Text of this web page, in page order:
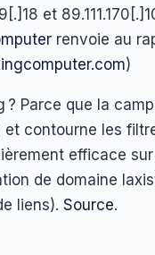
et
renvoie au
)
? Parce que la
contourne les
efficace
de domaine
liens). Source.